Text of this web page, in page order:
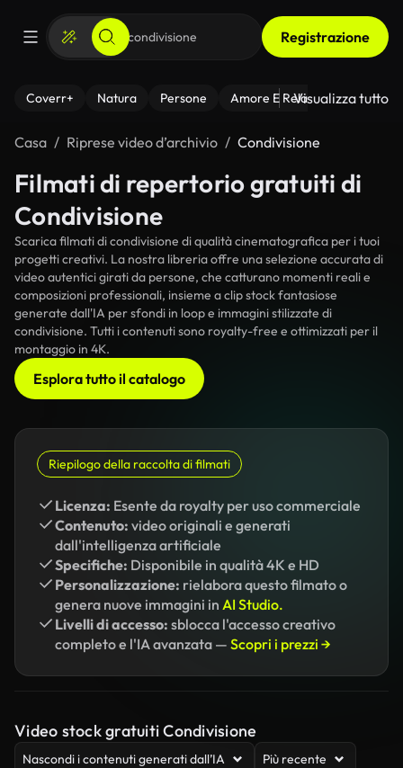
Registrazione
Coverr+ Natura Persone Amore E Relazioni Il
Visualizza tutto
Casa Riprese video d’archivio Condivisione
Filmati di repertorio gratuiti di
Condivisione
Scarica filmati di condivisione di qualità cinematografica per i tuoi
progetti creativi. La nostra libreria offre una selezione accurata di
video autentici girati da persone, che catturano momenti reali e
composizioni professionali, insieme a clip stock fantasiose
generate dall'IA per sfondi in loop e immagini stilizzate di
condivisione. Tutti i contenuti sono royalty-free e ottimizzati per il
montaggio in 4K.
Esplora tutto il catalogo
Riepilogo della raccolta di filmati
Licenza: Esente da royalty per uso commerciale
Contenuto: video originali e generati
dall'intelligenza artificiale
Specifiche: Disponibile in qualità 4K e HD
Personalizzazione: rielabora questo filmato o
genera nuove immagini in AI Studio.
Livelli di accesso: sblocca l'accesso creativo
completo e l'IA avanzata — Scopri i prezzi →
Video stock gratuiti Condivisione
Nascondi i contenuti generati dall’IA Più recente